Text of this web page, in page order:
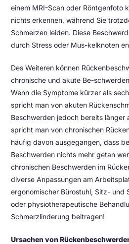
einem MRI-Scan oder Röntgenfoto
nichts erkennen, während Sie
Schmerzen leiden. Diese
durch Stress oder Mus-kelknoten
Des Weiteren können
chronische und akute Be-
Wenn die Symptome kürzer als
spricht man von akuten
Beschwerden jedoch bereits länger
spricht man von chronischen
häufig davon ausgegangen, dass
Beschwerden nichts mehr getan
chronischen Beschwerden im
diverse Anpassungen am
ergonomischer Bürostuhl, Sitz- und
oder physiotherapeutische
Schmerzlinderung beitragen!
Ursachen von